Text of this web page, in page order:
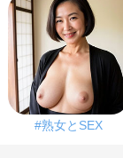
#熟女とSEX